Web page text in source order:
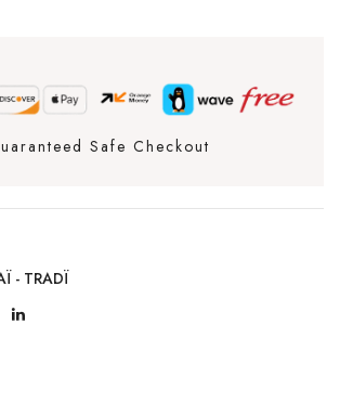
Safe Checkout
- TRADÏ